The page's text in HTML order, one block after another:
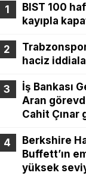
BIST 100
kayıpla
haciz
İş Bankası
Aran
Cahit Çınar
Berkshire
Buffett’ın
yüksek